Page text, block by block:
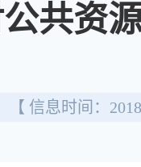
共资
【 信息时间：